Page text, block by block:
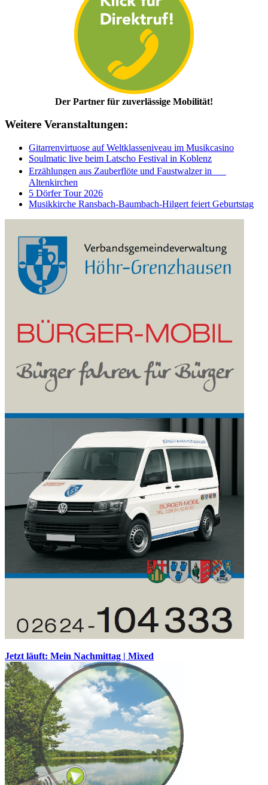
Der Partner für zuverlässige Mobilität!
Weitere Veranstaltungen:
Gitarrenvirtuose auf Weltklasseniveau im Musikcasino
Soulmatic live beim Latscho Festival in Koblenz
Erzählungen aus Zauberflöte und Faustwalzer in
Altenkirchen
5 Dörfer Tour 2026
Musikkirche Ransbach-Baumbach-Hilgert feiert Geburtstag
Jetzt läuft: Mein Nachmittag | Mixed